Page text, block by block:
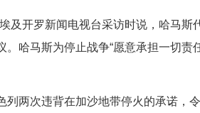
开罗新闻电视台采访时说，哈马斯
哈马斯为停止战争“愿意承担一切责
两次违背在加沙地带停火的承诺，